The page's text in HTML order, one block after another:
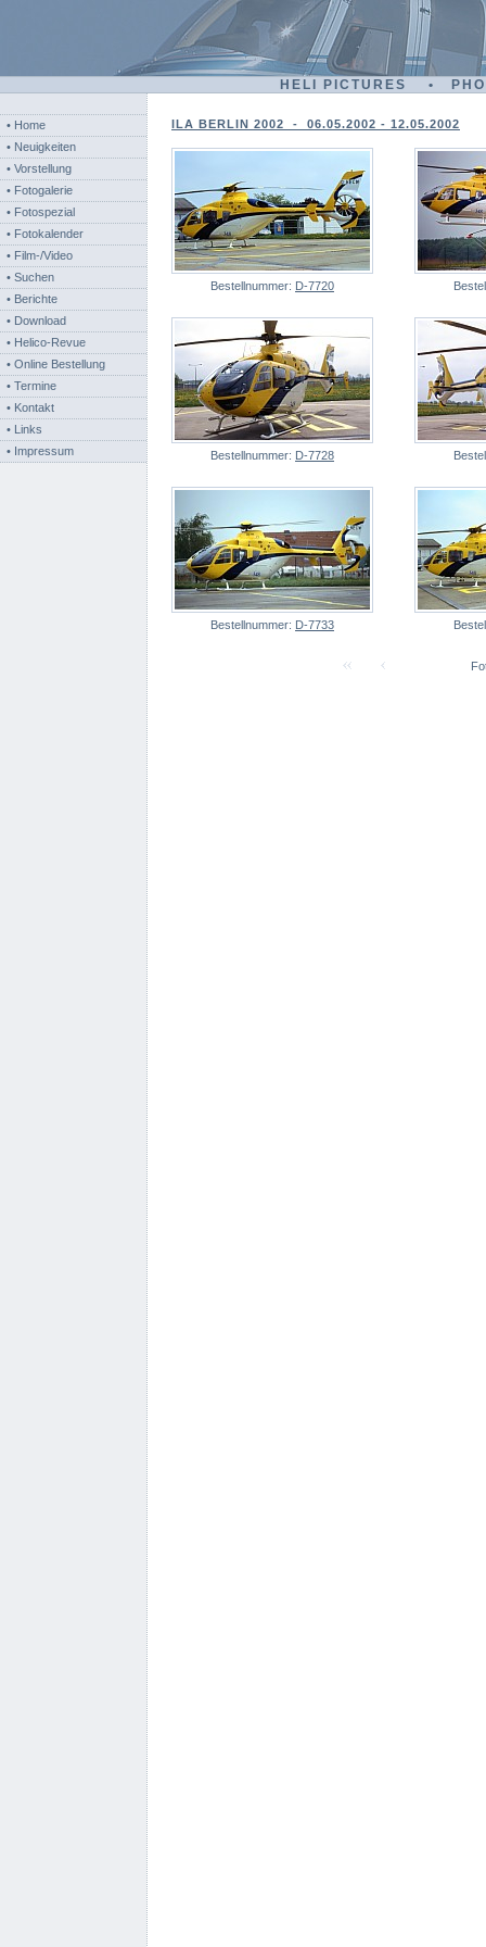
HELI PICTURES •
• Home
• Neuigkeiten
• Vorstellung
• Fotogalerie
• Fotospezial
• Fotokalender
• Film-/Video
• Suchen
• Berichte
• Download
• Helico-Revue
• Online Bestellung
• Termine
• Kontakt
• Links
• Impressum
ILA BERLIN 2002 - 06.05.2002 - 12.05.2002
Bestellnummer: D-7720
Bestellnummer: D-7728
Bestellnummer: D-7733